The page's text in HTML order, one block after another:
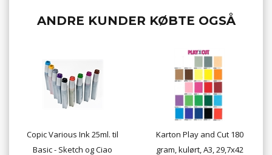
ANDRE KUNDER KØBTE OGSÅ
Copic Various Ink 25ml. til
Basic - Sketch og Ciao
Karton Play and Cut 180
gram, kulørt, A3, 29,7x42